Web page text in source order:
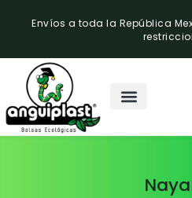
Envíos a toda la República